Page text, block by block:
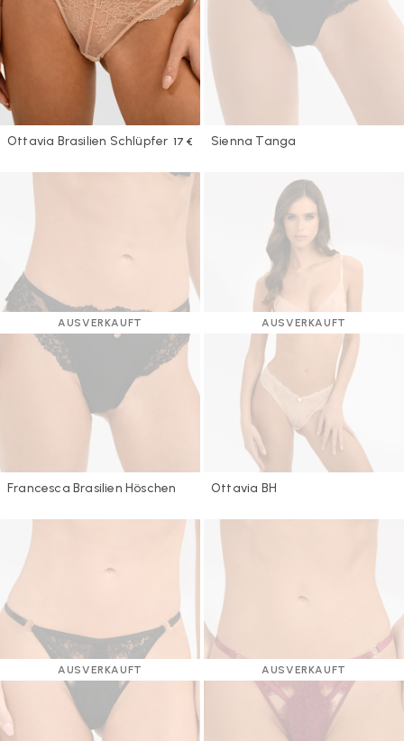
Ottavia Brasilien Schlüpfer 17 € Sienna Tanga
AUSVERKAUFT
Francesca Brasilien Höschen
AUSVERKAUFT
Ottavia BH
AUSVERKAUFT AUSVERKAUFT